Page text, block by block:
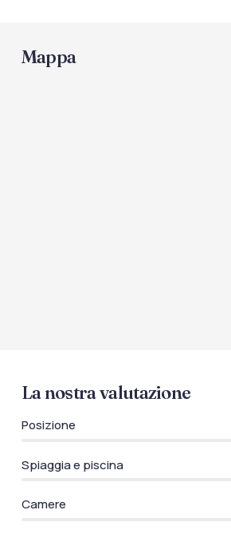
Mappa
La nostra valutazione
Posizione
Spiaggia e piscina
Camere